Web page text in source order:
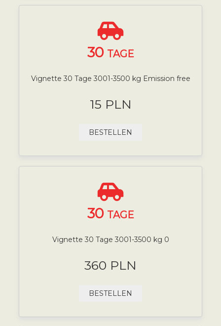
30 TAGE
Vignette 30 Tage 3001-3500 kg Emission free
15 PLN
BESTELLEN
30 TAGE
Vignette 30 Tage 3001-3500 kg 0
360 PLN
BESTELLEN